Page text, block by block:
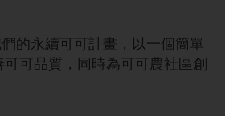
的永續可可計畫，以一個簡單
可品質，同時為可可農社區創